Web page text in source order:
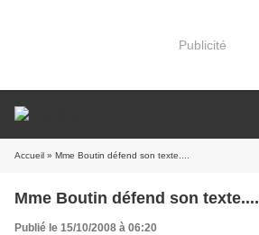
Publicité
Accueil » Mme Boutin défend son texte....
Mme Boutin défend son texte....
Publié le 15/10/2008 à 06:20